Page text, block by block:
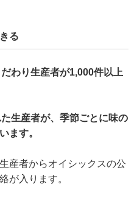
る
わり生産者が1,000件以上
生産者が、季節ごとに味の
ます。
産者からオイシックスの公
が入ります。